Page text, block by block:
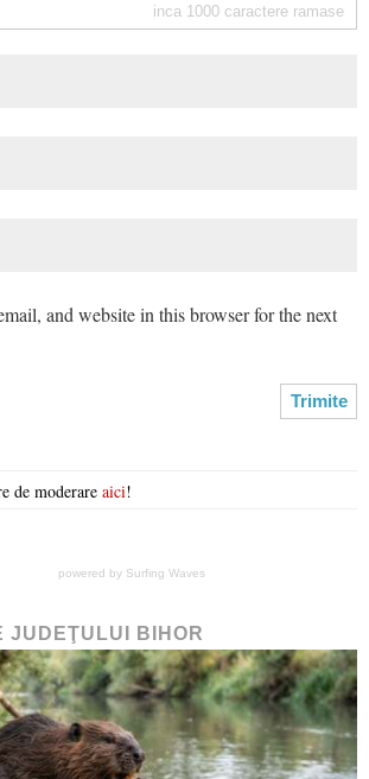
inca 1000 caractere ramase
and website in this browser for the next
de moderare aici!
powered by Surfing Waves
JUDEŢULUI BIHOR